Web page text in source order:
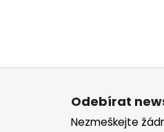
Z
Odebírat
Nezmeškejte